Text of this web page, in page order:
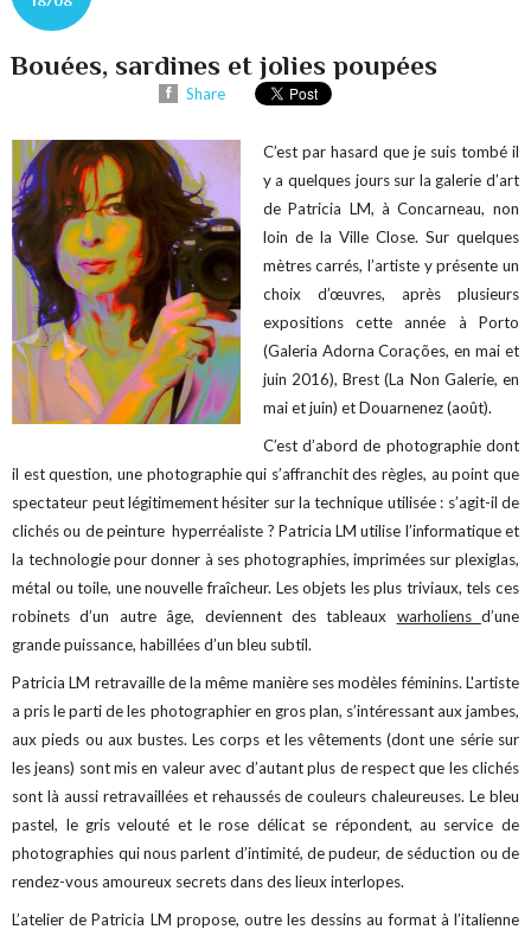
Bouées, sardines et jolies poupées
Share
C’est par hasard que je suis tombé il
y a quelques jours sur la galerie d’art
de Patricia LM, à Concarneau, non
loin de la Ville Close. Sur quelques
mètres carrés, l’artiste y présente un
choix d’œuvres, après plusieurs
expositions cette année à Porto
(Galeria Adorna Corações, en mai et
juin 2016), Brest (La Non Galerie, en
mai et juin) et Douarnenez (août).
C’est d’abord de photographie dont
il est question, une photographie qui s’affranchit des règles, au point que
spectateur peut légitimement hésiter sur la technique utilisée : s’agit-il de
clichés ou de peinture hyperréaliste ? Patricia LM utilise l’informatique et
la technologie pour donner à ses photographies, imprimées sur plexiglas,
métal ou toile, une nouvelle fraîcheur. Les objets les plus triviaux, tels ces
robinets d’un autre âge, deviennent des tableaux warholiens d’une
grande puissance, habillées d’un bleu subtil.
Patricia LM retravaille de la même manière ses modèles féminins. L'artiste
a pris le parti de les photographier en gros plan, s’intéressant aux jambes,
aux pieds ou aux bustes. Les corps et les vêtements (dont une série sur
les jeans) sont mis en valeur avec d’autant plus de respect que les clichés
sont là aussi retravaillées et rehaussés de couleurs chaleureuses. Le bleu
pastel, le gris velouté et le rose délicat se répondent, au service de
photographies qui nous parlent d’intimité, de pudeur, de séduction ou de
rendez-vous amoureux secrets dans des lieux interlopes.
L’atelier de Patricia LM propose, outre les dessins au format à l’italienne